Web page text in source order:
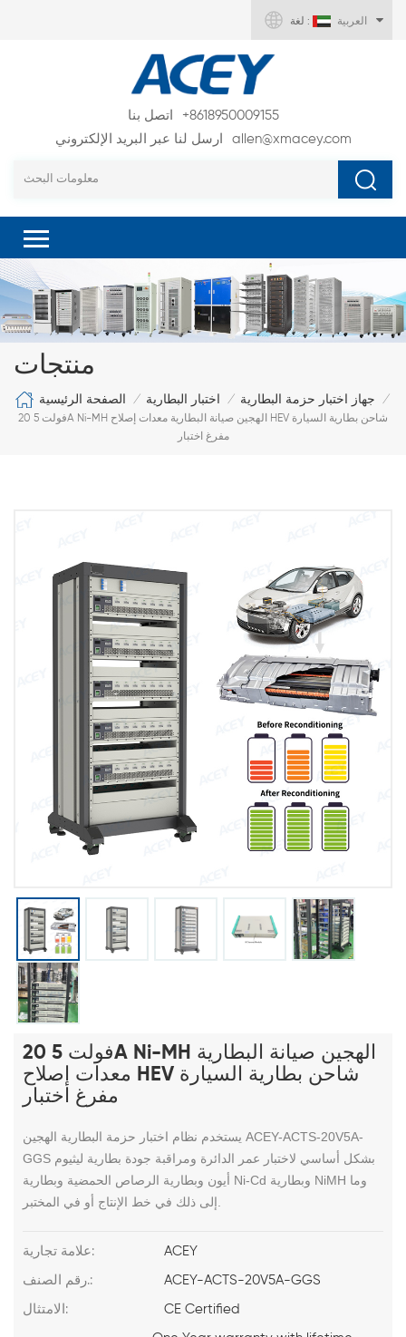
لغة : العربية
اتصل بنا
+8618950009155
ارسل لنا عبر البريد الإلكتروني
allen@xmacey.com
منتجات
الصفحة الرئيسية / اختبار البطارية / جهاز اختبار حزمة البطارية
/
20 فولت 5A Ni-MH الهجين صيانة البطارية معدات إصلاح HEV شاحن بطارية السيارة
مفرغ اختبار
20 فولت 5A Ni-MH الهجين صيانة البطارية
معدات إصلاح HEV شاحن بطارية السيارة
مفرغ اختبار
يستخدم نظام اختبار حزمة البطارية الهجين ACEY-ACTS-20V5A-
GGS بشكل أساسي لاختبار عمر الدائرة ومراقبة جودة بطارية ليثيوم
أيون وبطارية الرصاص الحمضية وبطارية Ni-Cd وبطارية NiMH وما
إلى ذلك في خط الإنتاج أو في المختبر.
علامة تجارية: ACEY
رقم الصنف.: ACEY-ACTS-20V5A-GGS
الامتثال: CE Certified